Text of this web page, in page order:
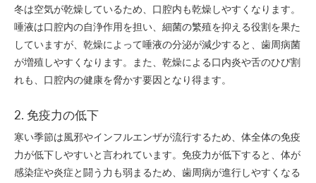
冬は空気が乾燥しているため、口腔内も乾燥しやすくなります。
唾液は口腔内の自浄作用を担い、細菌の繁殖を抑える役割を果た
していますが、乾燥によって唾液の分泌が減少すると、歯周病菌
が増殖しやすくなります。また、乾燥による口内炎や舌のひび割
れも、口腔内の健康を脅かす要因となり得ます。
2. 免疫力の低下
寒い季節は風邪やインフルエンザが流行するため、体全体の免疫
力が低下しやすいと言われています。免疫力が低下すると、体が
感染症や炎症と闘う力も弱まるため、歯周病が進行しやすくなる